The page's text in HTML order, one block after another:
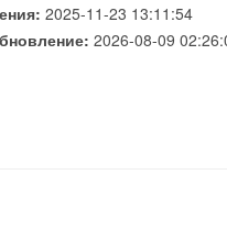
2025-11-23 13:11:54
2026-08-09